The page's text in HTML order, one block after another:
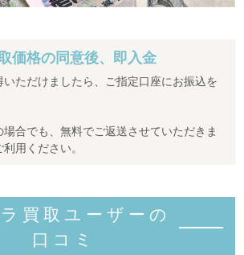
価格の同意後、即入金
いただけましたら、ご指定口座にお振込を
場合でも、無料でご返送させていただきま
用ください。
買取ユーザーの
口コミ